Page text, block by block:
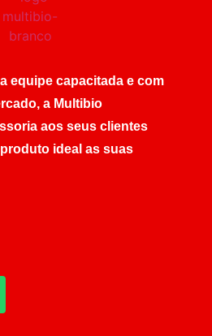
equipe capacitada e com
a Multibio
aos seus clientes
ideal as suas